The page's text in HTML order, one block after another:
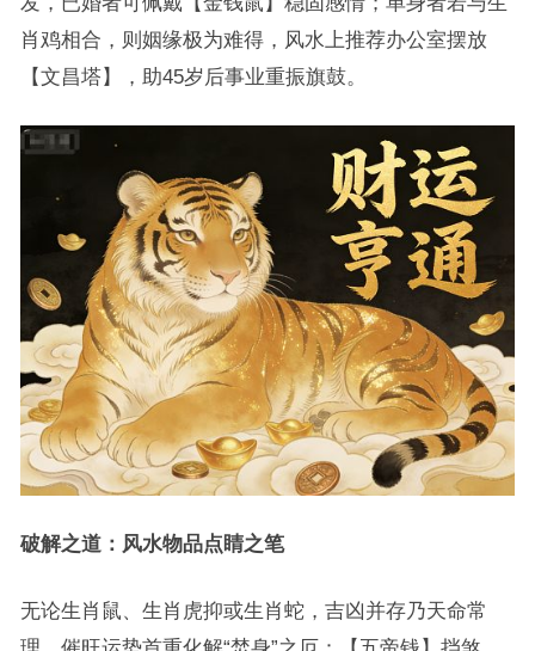
肖鸡相合，则姻缘极为难得，风水上推荐办公室摆放
【文昌塔】，助45岁后事业重振旗鼓。
破解之道：风水物品点睛之笔
无论生肖鼠、生肖虎抑或生肖蛇，吉凶并存乃天命常